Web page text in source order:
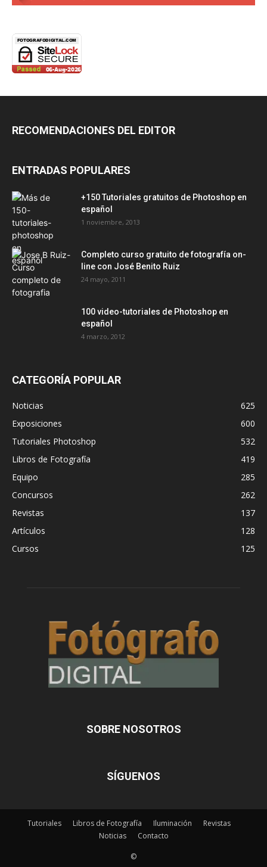
RECOMENDACIONES DEL EDITOR
ENTRADAS POPULARES
+150 Tutoriales gratuitos de Photoshop en
español
1 noviembre, 2013
Completo curso gratuito de fotografía on-
line con José Benito Ruiz
24 mayo, 2011
100 video-tutoriales de Photoshop en
español
4 marzo, 2012
CATEGORÍA POPULAR
Noticias
625
Exposiciones
600
Tutoriales Photoshop
532
Libros de Fotografía
419
Equipo
285
Concursos
262
Revistas
137
Artículos
128
Cursos
125
SOBRE NOSOTROS
SÍGUENOS
Tutoriales Libros de Fotografía Iluminación
Revistas
Noticias
Contacto
©